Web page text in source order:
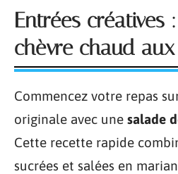
Entrées créatives
chèvre chaud
Commencez votre repas
originale avec une salade
Cette recette rapide
sucrées et salées en